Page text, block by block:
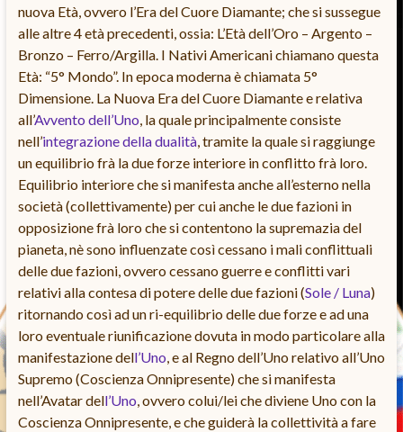
nuova Età, ovvero l’Era del Cuore Diamante; che si sussegue
alle altre 4 età precedenti, ossia: L’Età dell’Oro – Argento –
Bronzo – Ferro/Argilla. I Nativi Americani chiamano questa
Età: “5° Mondo”. In epoca moderna è chiamata 5°
Dimensione. La Nuova Era del Cuore Diamante e relativa
all’Avvento dell’Uno, la quale principalmente consiste
nell’integrazione della dualità, tramite la quale si raggiunge
un equilibrio frà la due forze interiore in conflitto frà loro.
Equilibrio interiore che si manifesta anche all’esterno nella
società (collettivamente) per cui anche le due fazioni in
opposizione frà loro che si contentono la supremazia del
pianeta, nè sono influenzate così cessano i mali conflittuali
delle due fazioni, ovvero cessano guerre e conflitti vari
relativi alla contesa di potere delle due fazioni (Sole / Luna)
ritornando così ad un ri-equilibrio delle due forze e ad una
loro eventuale riunificazione dovuta in modo particolare alla
manifestazione dell’Uno, e al Regno dell’Uno relativo all’Uno
Supremo (Coscienza Onnipresente) che si manifesta
nell’Avatar dell’Uno, ovvero colui/lei che diviene Uno con la
Coscienza Onnipresente, e che guiderà la collettività a fare